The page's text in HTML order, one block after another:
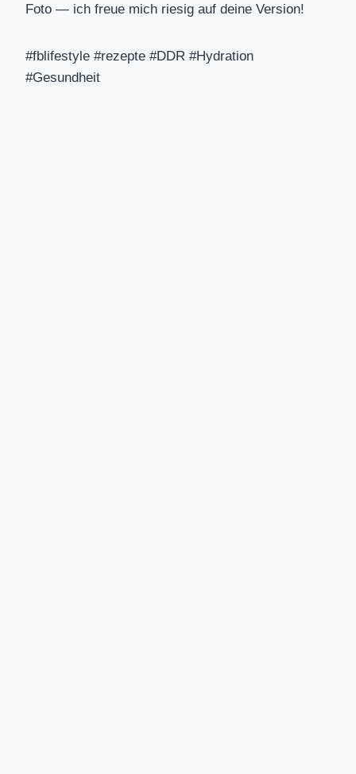
Foto — ich freue mich riesig auf deine Version!
#fblifestyle #rezepte #DDR #Hydration
#Gesundheit